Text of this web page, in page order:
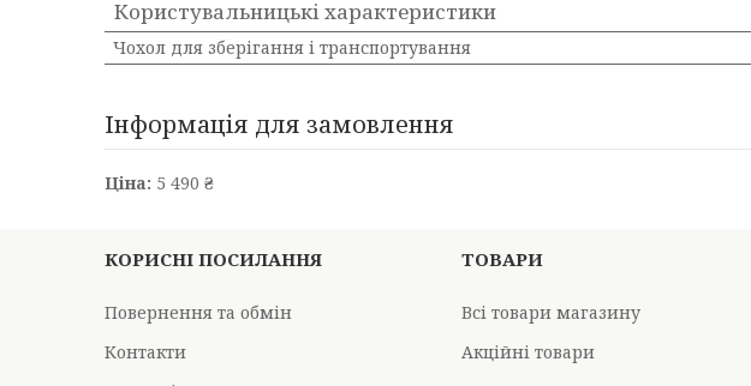
Користувальницькі характеристики
Чохол для зберігання і транспортування
Інформація для замовлення
Ціна: 5 490 ₴
КОРИСНІ ПОСИЛАННЯ
Повернення та обмін
Контакти
ТОВАРИ
Всі товари магазину
Акційні товари